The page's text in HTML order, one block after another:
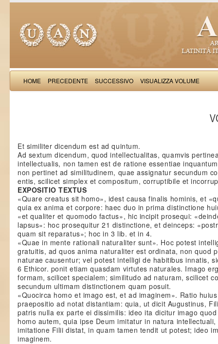
HOME PRECEDENTE SUCCESSIVO VISUALIZZA VOLUME
Et similiter dicendum est ad quintum.
Ad sextum dicendum, quod intellectualitas, quamvis
intellectualis, non tamen est de ratione essentiae
non pertinet ad similitudinem, quae assignatur secundum
entis, scilicet simplex et compositum, corruptibile et
EXPOSITIO TEXTUS
«Quare creatus sit homo», idest causa finalis hominis, et
quia ex anima et corpore: haec duo in prima distinctione
«et qualiter et quomodo factus», hic incipit prosequi:
lapsus»: hoc prosequitur 21 distinctione, et deinceps:
quam sit reparatus»; hoc in 3 lib. et in 4.
«Quae in mente rationali naturaliter sunt». Hoc potest
gratuitis, ad quos anima naturaliter est ordinata, non quod
naturae causentur; vel potest intelligi de habitibus innatis,
6 Ethicor. ponit etiam quasdam virtutes naturales. Imago
formam, scilicet specialem; similitudo ad naturam, scilicet
secundum ultimam distinctionem quam posuit.
«Quocirca homo et imago est, et ad imaginem». Ratio
praepositio ad notat distantiam: quia, ut dicit Augustinus,
patris nulla ex parte ei dissimilis: ideo ita dicitur imago
homo autem, quia ipse Deum imitatur in natura
imitatione Filii distat, in quam tamen tendit ut potest; ideo
imaginem.